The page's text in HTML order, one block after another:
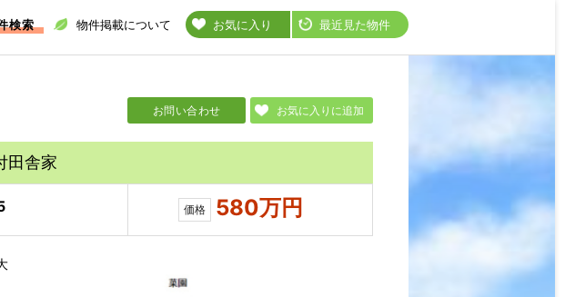
検索 物件掲載について お気に入り 最近見た物件
お気に入りに追加
お問い合わせ
田舎家
価格 580万円